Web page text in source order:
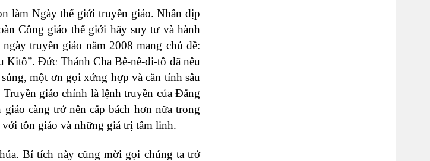
làm Ngày thế giới truyền giáo. Nhân dịp
Công giáo thế giới hãy suy tư và hành
truyền giáo năm 2008 mang chủ đề:
Đức Thánh Cha Bê-nê-đi-tô đã nêu
một ơn gọi xứng hợp và căn tính sâu
giáo chính là lệnh truyền của Đấng
càng trở nên cấp bách hơn nữa trong
tôn giáo và những giá trị tâm linh.
Bí tích này cũng mời gọi chúng ta trở